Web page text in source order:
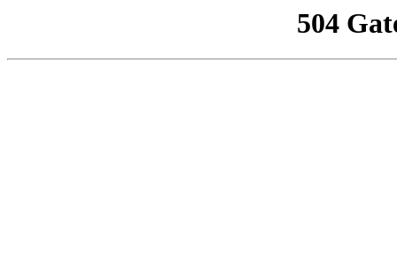
504